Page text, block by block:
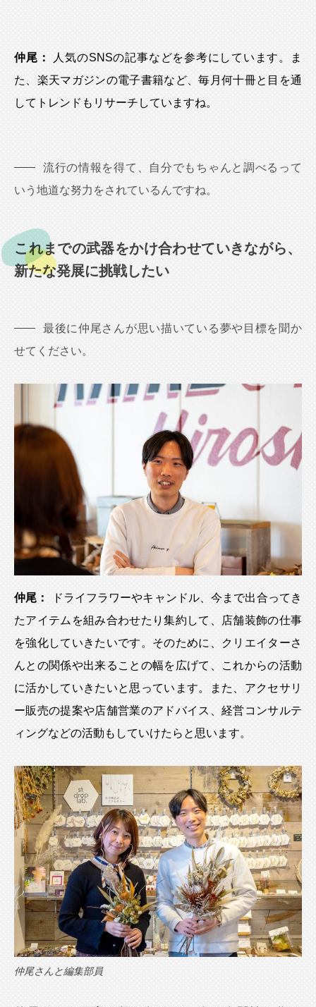
仲尾：
人気のSNSの記事などを参考にしています。ま
た、楽天マガジンの電子書籍など、毎月何十冊と目を通
してトレンドもリサーチしていますね。
流行の情報を得て、自分でもちゃんと調べるって
いう地道な努力をされているんですね。
これまでの武器をかけ合わせていきながら、
新たな発展に挑戦したい
最後に仲尾さんが思い描いている夢や目標を聞か
せてください。
仲尾：
ドライフラワーやキャンドル、今まで出合ってき
たアイテムを組み合わせたり集約して、店舗装飾の仕事
を強化していきたいです。そのために、クリエイターさ
んとの関係や出来ることの幅を広げて、これからの活動
に活かしていきたいと思っています。また、アクセサリ
ー販売の提案や店舗営業のアドバイス、経営コンサルテ
ィングなどの活動もしていけたらと思います。
仲尾さんと編集部員